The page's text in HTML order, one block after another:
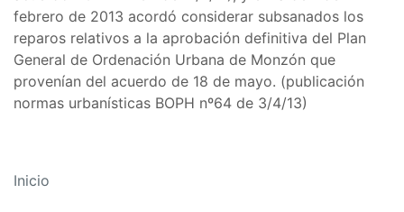
febrero de 2013 acordó considerar subsanados los
reparos relativos a la aprobación definitiva del Plan
General de Ordenación Urbana de Monzón que
provenían del acuerdo de 18 de mayo. (publicación
normas urbanísticas BOPH nº64 de 3/4/13)
Inicio